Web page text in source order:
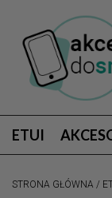
ETUI
STRONA GŁÓWNA /